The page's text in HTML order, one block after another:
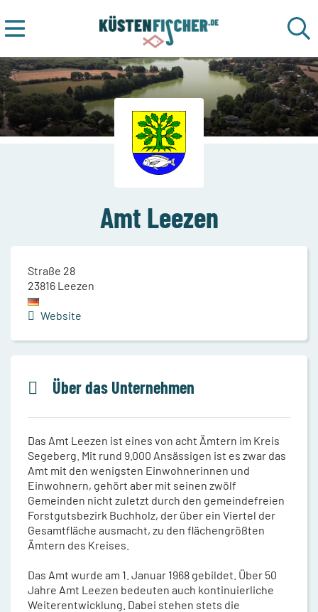
Amt Leezen
Straße 28
23816 Leezen
Website
Über das Unternehmen
Das Amt Leezen ist eines von acht Ämtern im Kreis
Segeberg. Mit rund 9.000 Ansässigen ist es zwar das
Amt mit den wenigsten Einwohnerinnen und
Einwohnern, gehört aber mit seinen zwölf
Gemeinden nicht zuletzt durch den gemeindefreien
Forstgutsbezirk Buchholz, der über ein Viertel der
Gesamtfläche ausmacht, zu den flächengrößten
Ämtern des Kreises.
Das Amt wurde am 1. Januar 1968 gebildet. Über 50
Jahre Amt Leezen bedeuten auch kontinuierliche
Weiterentwicklung. Dabei stehen stets die